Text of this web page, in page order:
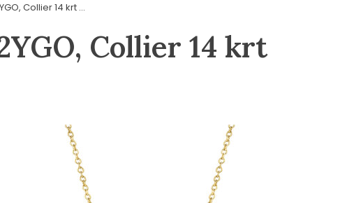
Collier 14 krt ...
Collier 14 krt